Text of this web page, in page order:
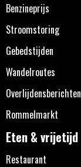
Benzineprijs
Stroomstoring
Gebedstijden
Wandelroutes
Overlijdensberichten
Rommelmarkt
Eten & vrijetijd
Restaurant